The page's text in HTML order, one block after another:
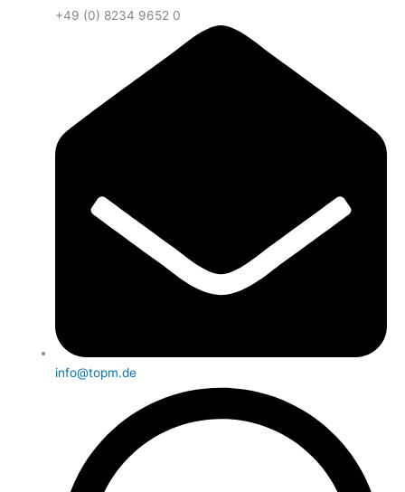
+49 (0) 8234 9652 0
info@topm.de